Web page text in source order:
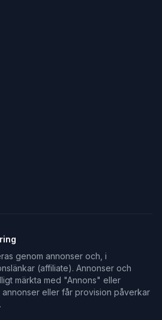
genom annonser och, i
(affiliate). Annonser och
märkta med "Annons" eller
annonser eller får provision påverkar